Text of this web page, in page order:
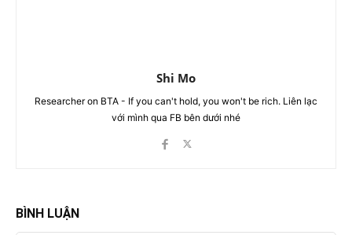
Shi Mo
Researcher on BTA - If you can't hold, you won't be rich. Liên lạc
với mình qua FB bên dưới nhé
BÌNH LUẬN